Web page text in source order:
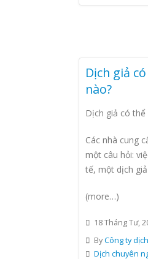
Dịch giả
nào?
Dịch giả có
Các nhà cung
một câu hỏi:
tế, một dịch
(more…)
18 Tháng Tư,
ByCông ty
Dịch chuyên